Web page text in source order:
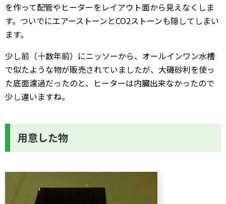
を作って配管やヒーターをレイアウト面から見えなくしま
す。ついでにエアーストーンとCO2ストーンも隠してしまい
ます。
少し前（十数年前）にニッソーから、オールインワン水槽
で似たような物が販売されていましたが、大磯砂利を使っ
た底面濾過だったのと、ヒーターは内臓出来なかったので
少し違いますね。
用意した物